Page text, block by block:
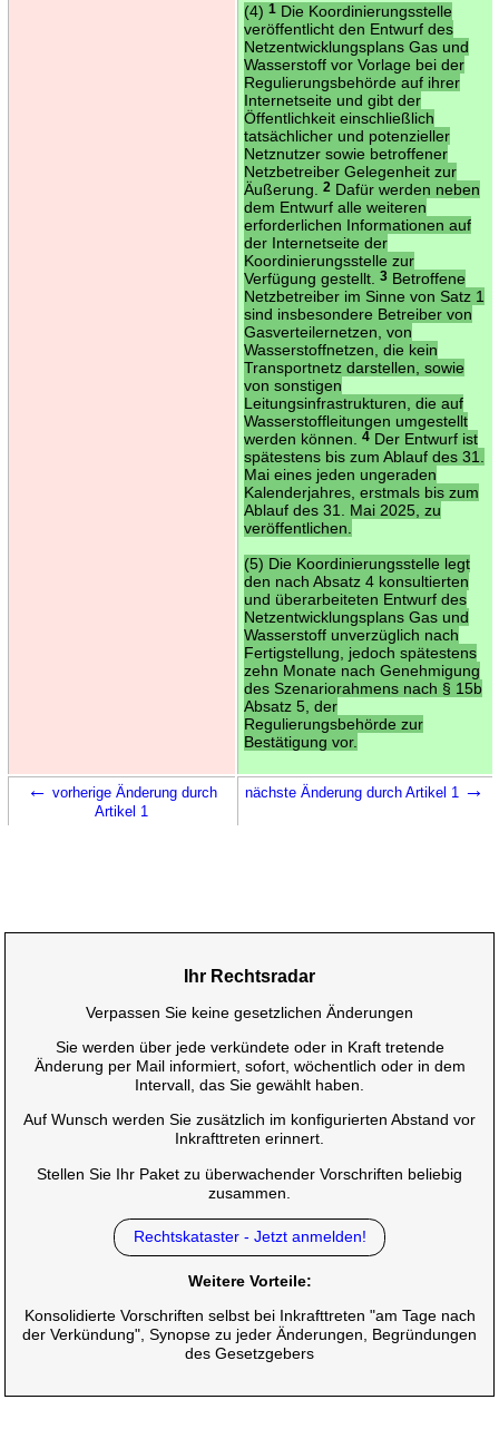
(4) 1Die Koordinierungsstelle
veröffentlicht den Entwurf des
Netzentwicklungsplans Gas und
Wasserstoff vor Vorlage bei der
Regulierungsbehörde auf ihrer
Internetseite und gibt der
Öffentlichkeit einschließlich
tatsächlicher und potenzieller
Netznutzer sowie betroffener
Netzbetreiber Gelegenheit zur
Äußerung.
2Dafür werden neben
dem Entwurf alle weiteren
erforderlichen Informationen auf
der Internetseite der
Koordinierungsstelle zur
Verfügung gestellt.
3Betroffene
Netzbetreiber im Sinne von Satz 1
sind insbesondere Betreiber von
Gasverteilernetzen, von
Wasserstoffnetzen, die kein
Transportnetz darstellen, sowie
von sonstigen
Leitungsinfrastrukturen, die auf
Wasserstoffleitungen umgestellt
werden können.
4Der Entwurf ist
spätestens bis zum Ablauf des 31.
Mai eines jeden ungeraden
Kalenderjahres, erstmals bis zum
Ablauf des 31. Mai 2025, zu
veröffentlichen.
(5) Die Koordinierungsstelle legt
den nach Absatz 4 konsultierten
und überarbeiteten Entwurf des
Netzentwicklungsplans Gas und
Wasserstoff unverzüglich nach
Fertigstellung, jedoch spätestens
zehn Monate nach Genehmigung
des Szenariorahmens nach § 15b
Absatz 5, der
Regulierungsbehörde zur
Bestätigung vor.
← vorherige Änderung durch
Artikel 1
nächste Änderung durch Artikel 1 →
Ihr Rechtsradar
Verpassen Sie keine gesetzlichen Änderungen
Sie werden über jede verkündete oder in Kraft tretende
Änderung per Mail informiert, sofort, wöchentlich oder in dem
Intervall, das Sie gewählt haben.
Auf Wunsch werden Sie zusätzlich im konfigurierten Abstand vor
Inkrafttreten erinnert.
Stellen Sie Ihr Paket zu überwachender Vorschriften beliebig
zusammen.
Rechtskataster - Jetzt anmelden!
Weitere Vorteile:
Konsolidierte Vorschriften selbst bei Inkrafttreten "am Tage nach
der Verkündung", Synopse zu jeder Änderungen, Begründungen
des Gesetzgebers